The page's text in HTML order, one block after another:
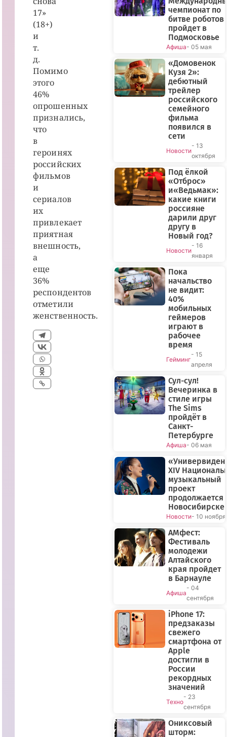
17»
(18+)
и
т.
д.
Помимо
этого
46%
опрошенных
признались,
что
в
героинях
российских
фильмов
и
сериалов
их
привлекает
приятная
внешность,
а
еще
36%
респондентов
отметили
женственность.
чемпионат по
битве роботов
пройдет в
Подмосковье
Афиша- 05 мая
«Домовенок
Кузя 2»:
дебютный
трейлер
российского
семейного
фильма
появился в
сети
Новости
- 13
октября
Под ёлкой
«Отброс»
и«Ведьмак»:
какие книги
россияне
дарили друг
другу в
Новый год?
Новости
- 16
января
Пока
начальство
не видит:
40%
мобильных
геймеров
играют в
рабочее
время
Гейминг
- 15
апреля
Сул-сул!
Вечеринка в
стиле игры
The Sims
пройдёт в
Санкт-
Петербурге
Афиша- 06 мая
XIV
музыкальный
проект
продолжается
Новосибирске
Новости- 10 ноября
АМфест:
Фестиваль
молодежи
Алтайского
края пройдет
в Барнауле
Афиша
- 04
сентября
iPhone 17:
предзаказы
свежего
смартфона от
Apple
достигли в
России
рекордных
значений
Техно
- 23
сентября
Ониксовый
шторм: